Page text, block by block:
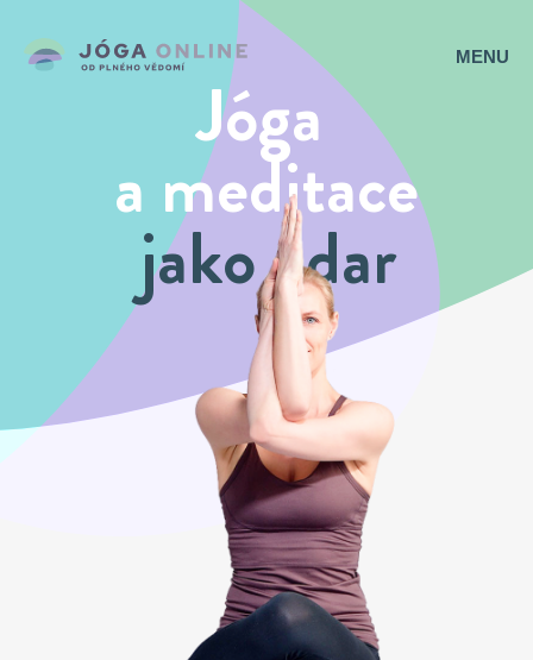
MENU
Jóga
a meditace
jako dar